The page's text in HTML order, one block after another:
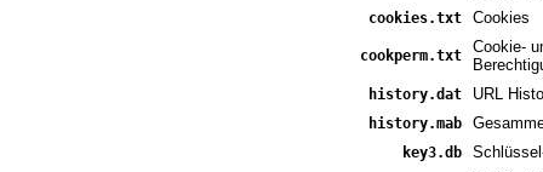
cookies.txt Cookies
cookperm.txt Cookie-
history.dat URL
history.mab
key3.db